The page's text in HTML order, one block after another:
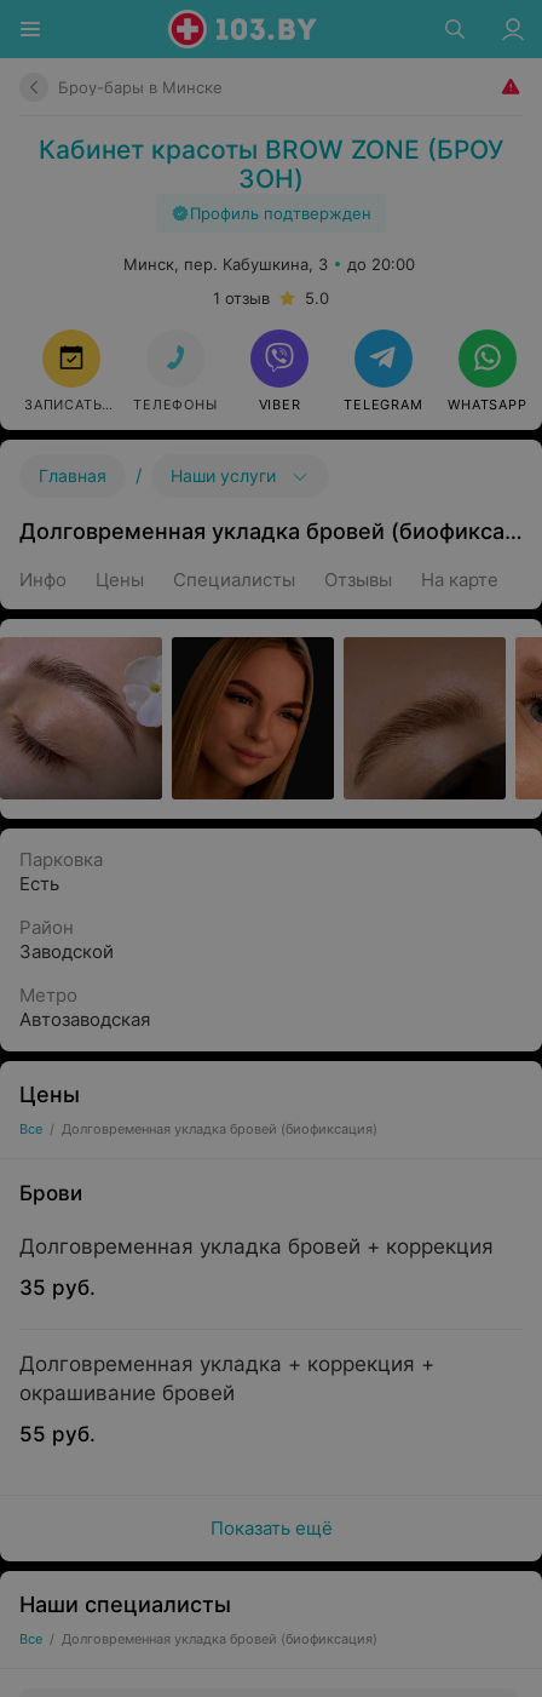
Броу-бары в Минске
Кабинет красоты BROW ZONE (БРОУ
ЗОН)
Профиль подтвержден
Минск, пер. Кабушкина, 3
до 20:00
1 отзыв
5.0
ЗАПИСАТЬСЯ ТЕЛЕФОНЫ VIBER TELEGRAM WHATSAPP
Главная / Наши услуги
Долговременная укладка бровей (биофиксация)
Инфо Цены Специалисты Отзывы На карте
Парковка
Есть
Район
Заводской
Метро
Автозаводская
Цены
Все / Долговременная укладка бровей (биофиксация)
Брови
Долговременная укладка бровей + коррекция
35 руб.
Долговременная укладка + коррекция +
окрашивание бровей
55 руб.
Показать ещё
Наши специалисты
Все / Долговременная укладка бровей (биофиксация)